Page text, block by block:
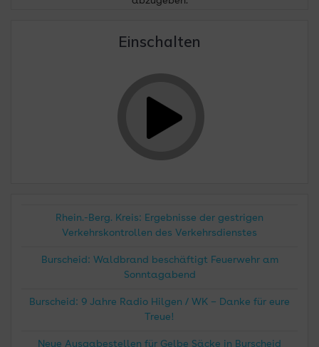
Einschalten
Rhein.-Berg. Kreis: Ergebnisse der gestrigen
Verkehrskontrollen des Verkehrsdienstes
Burscheid: Waldbrand beschäftigt Feuerwehr am
Sonntagabend
Burscheid: 9 Jahre Radio Hilgen / WK – Danke für eure
Treue!
Neue Ausgabestellen für Gelbe Säcke in Burscheid